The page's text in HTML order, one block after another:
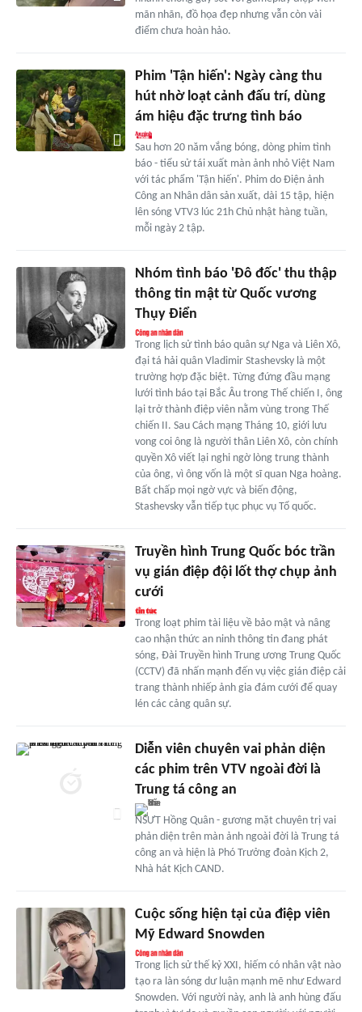
mãn nhãn, đồ họa đẹp nhưng vẫn còn vài
điểm chưa hoàn hảo.
Phim 'Tận hiến': Ngày càng thu
hút nhờ loạt cảnh đấu trí, dùng
ám hiệu đặc trưng tình báo
Sau hơn 20 năm vắng bóng, dòng phim tình
báo - tiểu sử tái xuất màn ảnh nhỏ Việt Nam
với tác phẩm 'Tận hiến'. Phim do Điện ảnh
Công an Nhân dân sản xuất, dài 15 tập, hiện
lên sóng VTV3 lúc 21h Chủ nhật hàng tuần,
mỗi ngày 2 tập.
Nhóm tình báo 'Đô đốc' thu thập
thông tin mật từ Quốc vương
Thụy Điển
Trong lịch sử tình báo quân sự Nga và Liên Xô,
đại tá hải quân Vladimir Stashevsky là một
trường hợp đặc biệt. Từng đứng đầu mạng
lưới tình báo tại Bắc Âu trong Thế chiến I, ông
lại trở thành điệp viên nằm vùng trong Thế
chiến II. Sau Cách mạng Tháng 10, giới lưu
vong coi ông là người thân Liên Xô, còn chính
quyền Xô viết lại nghi ngờ lòng trung thành
của ông, vì ông vốn là một sĩ quan Nga hoàng.
Bất chấp mọi ngờ vực và biến động,
Stashevsky vẫn tiếp tục phục vụ Tổ quốc.
Truyền hình Trung Quốc bóc trần
vụ gián điệp đội lốt thợ chụp ảnh
cưới
Trong loạt phim tài liệu về bảo mật và nâng
cao nhận thức an ninh thông tin đang phát
sóng, Đài Truyền hình Trung ương Trung Quốc
(CCTV) đã nhấn mạnh đến vụ việc gián điệp cải
trang thành nhiếp ảnh gia đám cưới để quay
lén các cảng quân sự.
Diễn viên chuyên vai phản diện
các phim trên VTV ngoài đời là
Trung tá công an
NSƯT Hồng Quân - gương mặt chuyên trị vai
phản diện trên màn ảnh ngoài đời là Trung tá
công an và hiện là Phó Trưởng đoàn Kịch 2,
Nhà hát Kịch CAND.
Cuộc sống hiện tại của điệp viên
Mỹ Edward Snowden
Trong lịch sử thế kỷ XXI, hiếm có nhân vật nào
tạo ra làn sóng dư luận mạnh mẽ như Edward
Snowden. Với người này, anh là anh hùng đấu